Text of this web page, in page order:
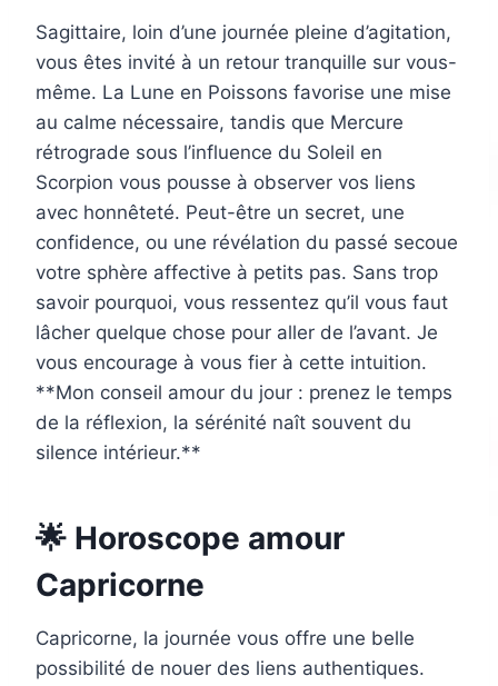
Sagittaire, loin d’une journée pleine d’agitation,
vous êtes invité à un retour tranquille sur vous-
même. La Lune en Poissons favorise une mise
au calme nécessaire, tandis que Mercure
rétrograde sous l’influence du Soleil en
Scorpion vous pousse à observer vos liens
avec honnêteté. Peut-être un secret, une
confidence, ou une révélation du passé secoue
votre sphère affective à petits pas. Sans trop
savoir pourquoi, vous ressentez qu’il vous faut
lâcher quelque chose pour aller de l’avant. Je
vous encourage à vous fier à cette intuition.
**Mon conseil amour du jour : prenez le temps
de la réflexion, la sérénité naît souvent du
silence intérieur.**
🌟 Horoscope amour
Capricorne
Capricorne, la journée vous offre une belle
possibilité de nouer des liens authentiques.